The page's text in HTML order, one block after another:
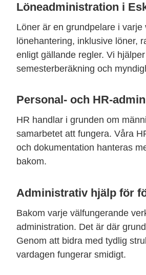
Löneadministration i
Löner är en grundpelare i
lönehantering, inklusive löner,
enligt gällande regler. Vi
semesterberäkning och
Personal- och HR-
HR handlar i grunden om
samarbetet att fungera. Våra
och dokumentation hanteras
bakom.
Administrativ hjälp för
Bakom varje välfungerande
administration. Det är där
Genom att bidra med tydlig
vardagen fungerar smidigt.